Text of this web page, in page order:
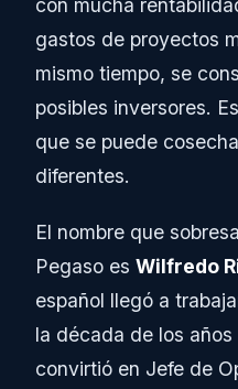
con mucha
gastos de proyectos
mismo tiempo, se
posibles inversores.
que se puede
diferentes.
El nombre que
Pegaso es Wilfredo
español llegó a
la década de los
convirtió en Jefe de